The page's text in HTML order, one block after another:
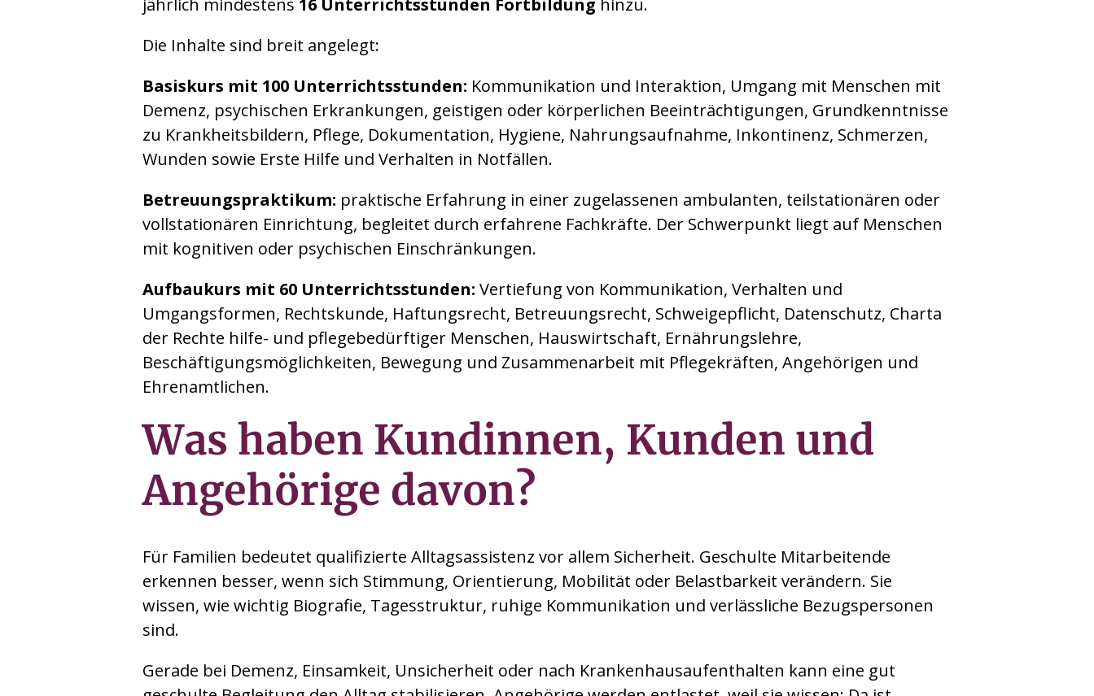
Die Inhalte sind breit angelegt:
Basiskurs mit 100 Unterrichtsstunden: Kommunikation und Interaktion, Umgang mit Menschen mit
Demenz, psychischen Erkrankungen, geistigen oder körperlichen Beeinträchtigungen, Grundkenntnisse
zu Krankheitsbildern, Pflege, Dokumentation, Hygiene, Nahrungsaufnahme, Inkontinenz, Schmerzen,
Wunden sowie Erste Hilfe und Verhalten in Notfällen.
Betreuungspraktikum: praktische Erfahrung in einer zugelassenen ambulanten, teilstationären oder
vollstationären Einrichtung, begleitet durch erfahrene Fachkräfte. Der Schwerpunkt liegt auf Menschen
mit kognitiven oder psychischen Einschränkungen.
Aufbaukurs mit 60 Unterrichtsstunden: Vertiefung von Kommunikation, Verhalten und
Umgangsformen, Rechtskunde, Haftungsrecht, Betreuungsrecht, Schweigepflicht, Datenschutz, Charta
der Rechte hilfe- und pflegebedürftiger Menschen, Hauswirtschaft, Ernährungslehre,
Beschäftigungsmöglichkeiten, Bewegung und Zusammenarbeit mit Pflegekräften, Angehörigen und
Ehrenamtlichen.
Was haben Kundinnen, Kunden und
Angehörige davon?
Für Familien bedeutet qualifizierte Alltagsassistenz vor allem Sicherheit. Geschulte Mitarbeitende
erkennen besser, wenn sich Stimmung, Orientierung, Mobilität oder Belastbarkeit verändern. Sie
wissen, wie wichtig Biografie, Tagesstruktur, ruhige Kommunikation und verlässliche Bezugspersonen
sind.
Gerade bei Demenz, Einsamkeit, Unsicherheit oder nach Krankenhausaufenthalten kann eine gut